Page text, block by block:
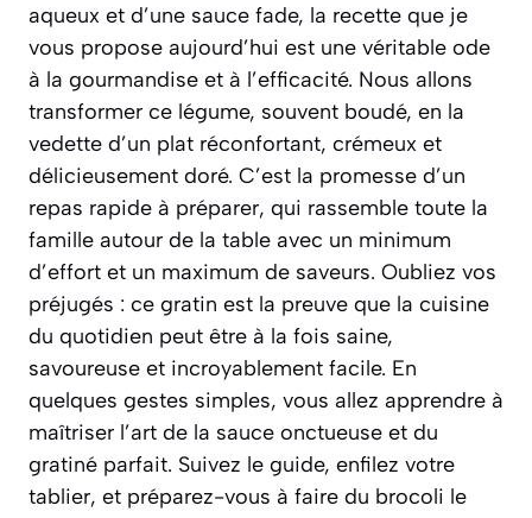
aqueux et d’une sauce fade, la recette que je
vous propose aujourd’hui est une véritable ode
à la gourmandise et à l’efficacité. Nous allons
transformer ce légume, souvent boudé, en la
vedette d’un plat réconfortant, crémeux et
délicieusement doré. C’est la promesse d’un
repas rapide à préparer, qui rassemble toute la
famille autour de la table avec un minimum
d’effort et un maximum de saveurs. Oubliez vos
préjugés : ce gratin est la preuve que la cuisine
du quotidien peut être à la fois saine,
savoureuse et incroyablement facile. En
quelques gestes simples, vous allez apprendre à
maîtriser l’art de la sauce onctueuse et du
gratiné parfait. Suivez le guide, enfilez votre
tablier, et préparez-vous à faire du brocoli le